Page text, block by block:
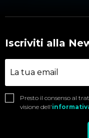
Iscriviti alla
Presto il consenso al
visione dell'